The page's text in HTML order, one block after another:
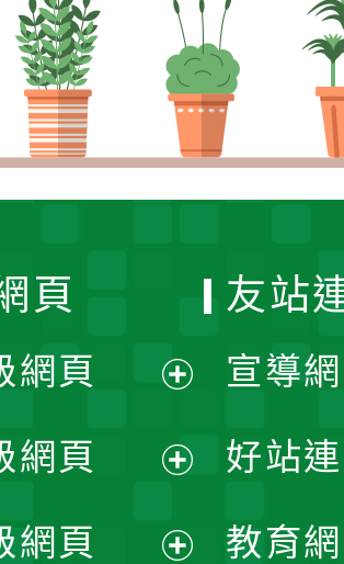
頁
網頁
開
選
網頁
網頁
友站
宣導
好站
教育